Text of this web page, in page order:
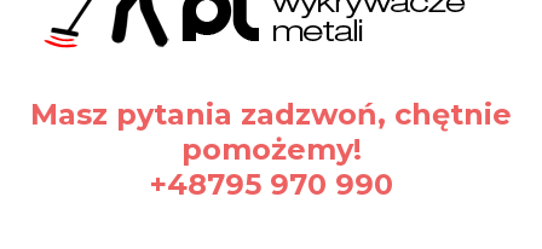
Masz pytania zadzwoń, chętnie
pomożemy!
+48795 970 990